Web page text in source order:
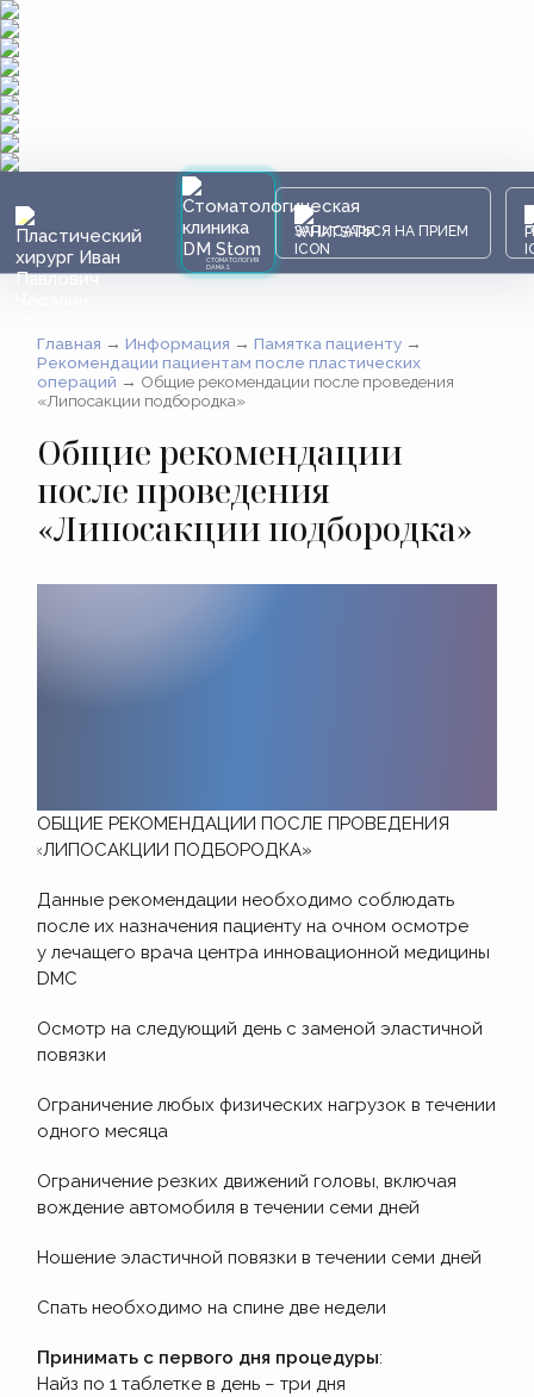
СТОМАТОЛОГИЯ
DAMAS
ЗАПИСАТЬСЯ НА ПРИЕМ
Главная →Информация →Памятка пациенту →
Рекомендации пациентам после пластических
операций → Общие рекомендации после проведения
«Липосакции подбородка»
Общие рекомендации
после проведения
«Липосакции подбородка»
ОБЩИЕ РЕКОМЕНДАЦИИ ПОСЛЕ ПРОВЕДЕНИЯ
«ЛИПОСАКЦИИ ПОДБОРОДКА»
Данные рекомендации необходимо соблюдать
после их назначения пациенту на очном осмотре
у лечащего врача центра инновационной медицины
DMC
Осмотр на следующий день с заменой эластичной
повязки
Ограничение любых физических нагрузок в течении
одного месяца
Ограничение резких движений головы, включая
вождение автомобиля в течении семи дней
Ношение эластичной повязки в течении семи дней
Спать необходимо на спине две недели
Принимать с первого дня процедуры:
Найз по 1 таблетке в день – три дня